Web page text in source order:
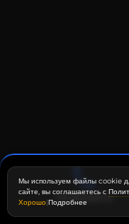
ПОЗВОНИТЬ
Мы используем файлы cookie
сайте, вы соглашаетесь с
Хорошо|Подробнее